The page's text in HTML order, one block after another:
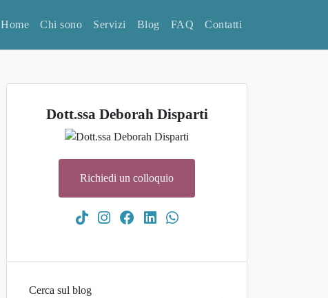
Home Chi sono Servizi Blog FAQ Contatti
Dott.ssa Deborah Disparti
Richiedi un colloquio
Cerca sul blog